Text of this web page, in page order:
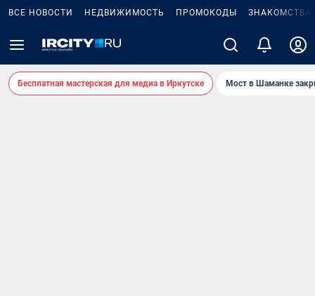
ВСЕ НОВОСТИ НЕДВИЖИМОСТЬ ПРОМОКОДЫ ЗНАКОМСТВА
Бесплатная мастерская для медиа в Иркутске Мост в Шаманке